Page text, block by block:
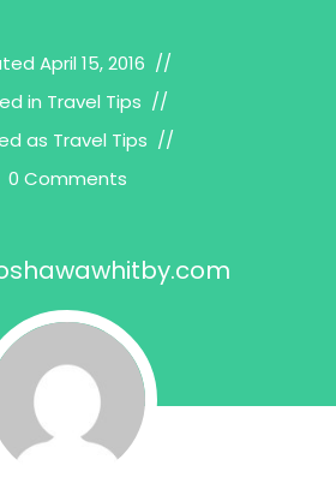
April 15, 2016
in Travel Tips
as Travel Tips
0 Comments